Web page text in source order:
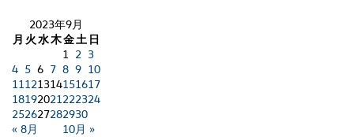
2023年9月
月 火水木金土 日
« 8月 10月 »
1 2 3
4 5 6 7 8 9 10
11121314151617
18192021222324
252627282930